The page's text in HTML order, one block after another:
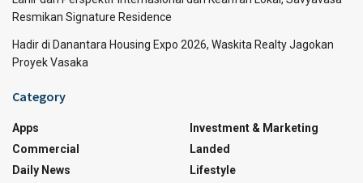
Resmikan Signature Residence
Hadir di Danantara Housing Expo 2026, Waskita Realty Jagokan
Proyek Vasaka
Category
Apps
Commercial
Daily News
Investment & Marketing
Landed
Lifestyle